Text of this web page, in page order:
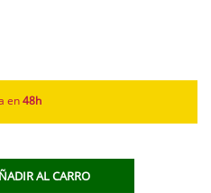
en 48h
AL CARRO